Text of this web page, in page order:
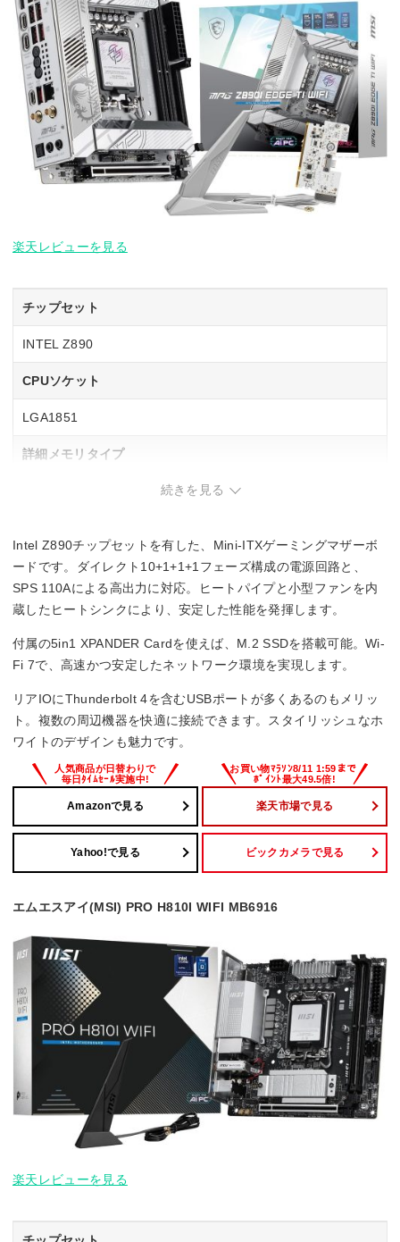
楽天レビューを見る
チップセット
INTEL Z890
CPUソケット
LGA1851
詳細メモリタイプ
2
続きを見る
Intel Z890チップセットを有した、Mini-ITXゲーミングマザーボ
ードです。ダイレクト10+1+1+1フェーズ構成の電源回路と、
SPS 110Aによる高出力に対応。ヒートパイプと小型ファンを内
蔵したヒートシンクにより、安定した性能を発揮します。
付属の5in1 XPANDER Cardを使えば、M.2 SSDを搭載可能。Wi-
Fi 7で、高速かつ安定したネットワーク環境を実現します。
リアIOにThunderbolt 4を含むUSBポートが多くあるのもメリッ
ト。複数の周辺機器を快適に接続できます。スタイリッシュなホ
ワイトのデザインも魅力です。
Amazonで見る 楽天市場で見る
Yahoo!で見る ビックカメラで見る
エムエスアイ(MSI) PRO H810I WIFI MB6916
楽天レビューを見る